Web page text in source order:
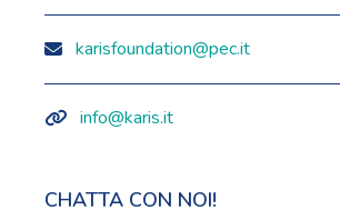
karisfoundation@pec.it
info@karis.it
CHATTA CON NOI!